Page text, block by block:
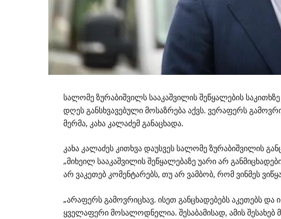
სალომე ზურაბიშვილს სააკაშვილის შეწყალების
დღეს განსხვავებული მოსაზრება აქვს. ვერაფერს
მერმა, კახა კალაძემ განაცხადა.
კახა კალაძეს კითხვა დაუსვეს სალომე ზურაბიშვილის
„მიხეილ სააკაშვილის შეწყალებაზე უარი არ
არ ვაკეთებ კომენტარებს, თუ არ ვამბობ, რომ ვინმეს
„არაფერს გამოვრიცხავ. ისეთ განცხადებებს აკეთებს და
ყველაფერი მოსალოდნელია. შესაბამისად, ამის შესახებ